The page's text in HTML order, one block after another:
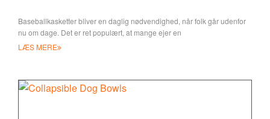
Baseballkasketter bliver en daglig nødvendighed, når folk går udenfor
nu om dage. Det er ret populært, at mange ejer en
LÆS MERE